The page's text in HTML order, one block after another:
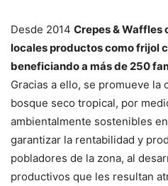
Desde 2014 Crepes & Waffles
locales productos como frijol
beneficiando a más de 250
Gracias a ello, se promueve la
bosque seco tropical, por
ambientalmente sostenibles
garantizar la rentabilidad y
pobladores de la zona, al
productivos que les resultan